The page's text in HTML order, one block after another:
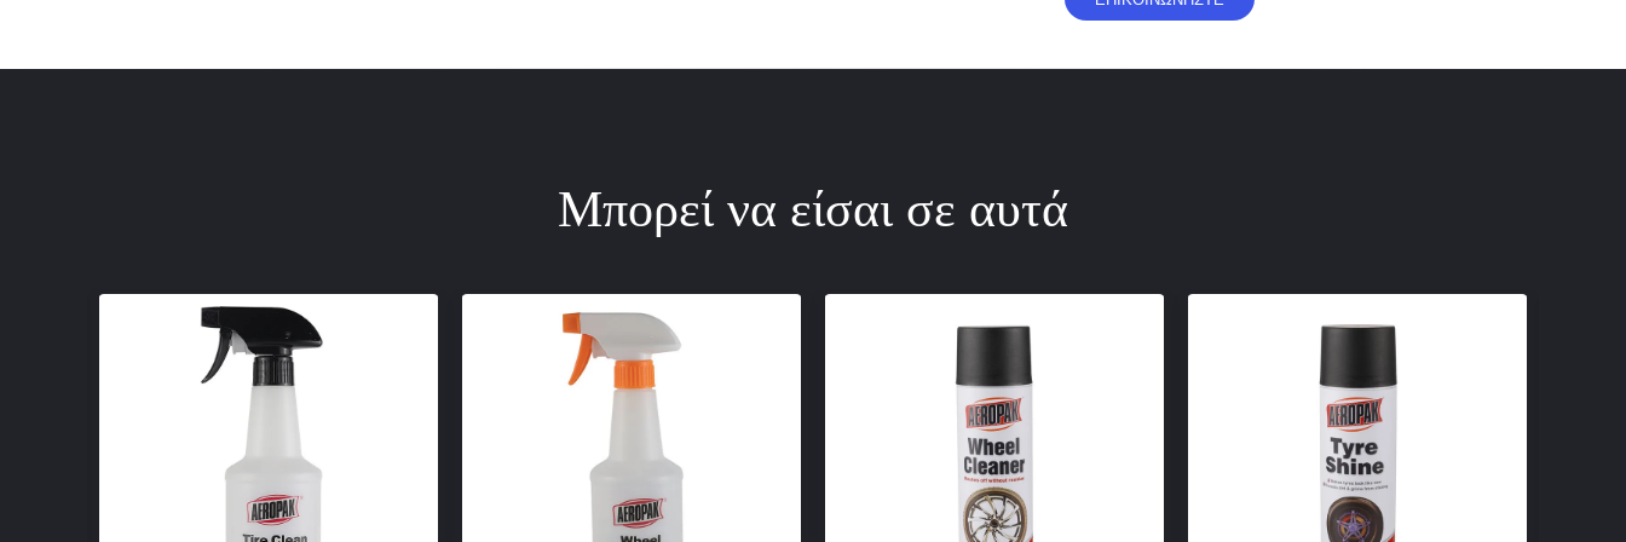
Μπορεί να είσαι σε αυτά